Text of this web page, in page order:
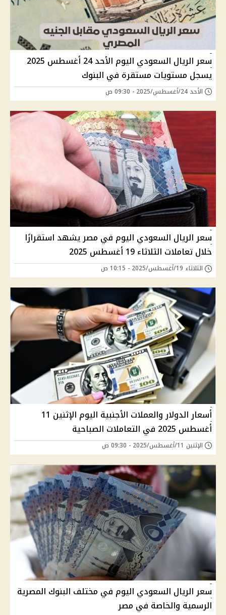
سعر الريال السعودي اليوم الأحد 24 أغسطس 2025
يسجل مستويات مستقرة في البنوك
الأحد 24/أغسطس/2025 - 09:30 ص
سعر الريال السعودي اليوم في مصر يشهد استقرارًا
خلال تعاملات الثلاثاء 19 أغسطس 2025
الثلاثاء 19/أغسطس/2025 - 10:15 ص
أسعار الدولار والعملات الأجنبية اليوم الإثنين 11
أغسطس 2025 في التعاملات الصباحية
الإثنين 11/أغسطس/2025 - 09:30 ص
سعر الريال السعودي اليوم في مختلف البنوك المصرية
الرسمية والخاصة في مصر